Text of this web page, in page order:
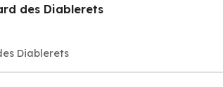
des Diablerets
Diablerets